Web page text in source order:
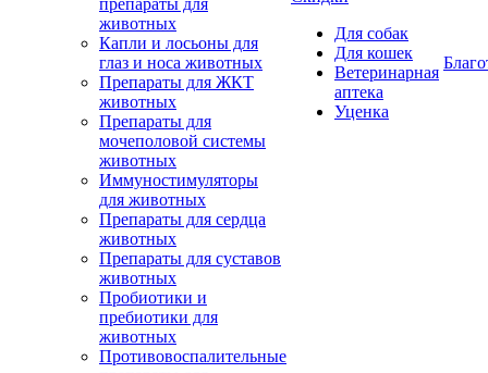
препараты для
животных
Капли и лосьоны для
глаз и носа животных
Препараты для ЖКТ
животных
Препараты для
мочеполовой системы
животных
Иммуностимуляторы
для животных
Препараты для сердца
животных
Препараты для суставов
животных
Пробиотики и
пребиотики для
животных
Противовоспалительные
Для собак
Для кошек
Ветеринарная
аптека
Уценка